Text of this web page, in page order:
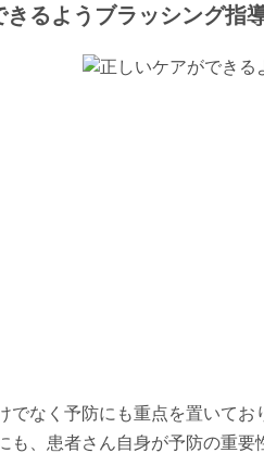
きるようブラッシング指
でなく予防にも重点を置いて
も、患者さん自身が予防の重要